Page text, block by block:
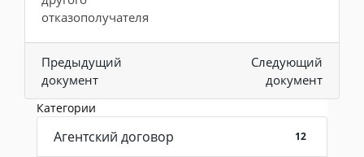
отказополучателя
Предыдущий
документ
Следующий
документ
Категории
Агентский договор 12